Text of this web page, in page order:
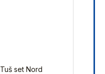
Tuš set Nord